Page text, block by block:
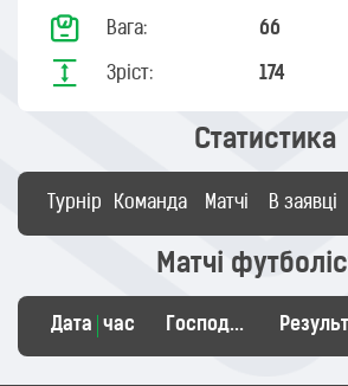
Вага: 66
Зріст: 174
Статистика
Турнір Команда Матчі В заявці
Матчі
Дата час Господарі